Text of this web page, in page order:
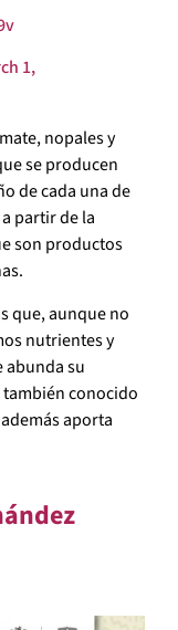
1,
nopales y
se producen
de cada una de
partir de la
son productos
que, aunque no
nutrientes y
abunda su
también conocido
aporta